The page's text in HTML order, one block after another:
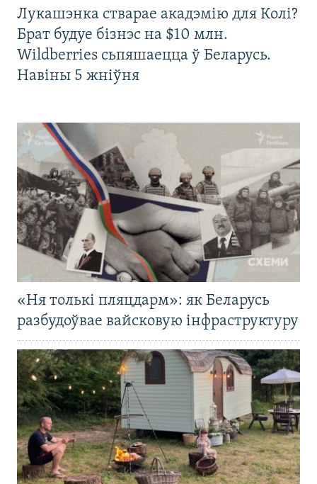
Лукашэнка стварае акадэмію для Колі?
Брат будуе бізнэс на $10 млн.
Wildberries сьпяшаецца ў Беларусь.
Навіны 5 жніўня
«Ня толькі пляцдарм»: як Беларусь
разбудоўвае вайсковую інфраструктуру